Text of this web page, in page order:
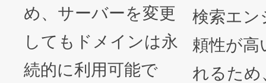
め、サーバーを変更
してもドメインは永
続的に利用可能で
検索エン
頼性が高
れるため